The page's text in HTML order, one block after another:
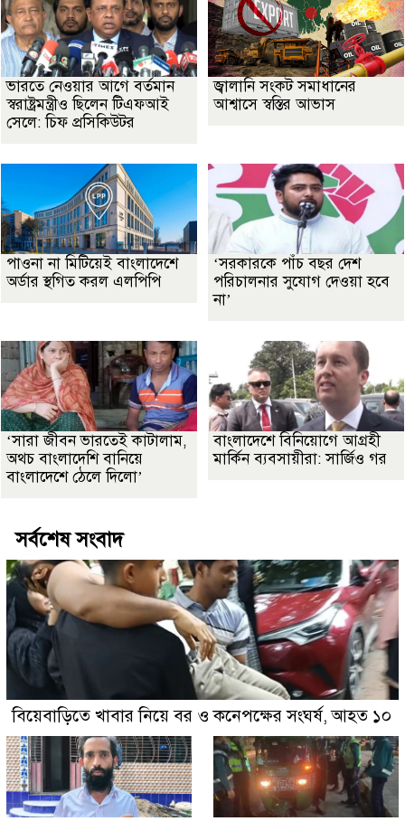
ভারতে নেওয়ার আগে বর্তমান
স্বরাষ্ট্রমন্ত্রীও ছিলেন টিএফআই
সেলে: চিফ প্রসিকিউটর
জ্বালানি সংকট সমাধানের
আশ্বাসে স্বস্তির আভাস
পাওনা না মিটিয়েই বাংলাদেশে
অর্ডার স্থগিত করল এলপিপি
‘সরকারকে পাঁচ বছর দেশ
পরিচালনার সুযোগ দেওয়া হবে
না’
‘সারা জীবন ভারতেই কাটালাম,
অথচ বাংলাদেশি বানিয়ে
বাংলাদেশে ঠেলে দিলো’
বাংলাদেশে বিনিয়োগে আগ্রহী
মার্কিন ব্যবসায়ীরা: সার্জিও গর
সর্বশেষ সংবাদ
বিয়েবাড়িতে খাবার নিয়ে বর ও কনেপক্ষের সংঘর্ষ, আহত ১০